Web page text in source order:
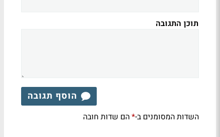
תוכן התגובה
הוסף תגובה
השדות המסומנים ב-*הם שדות חובה